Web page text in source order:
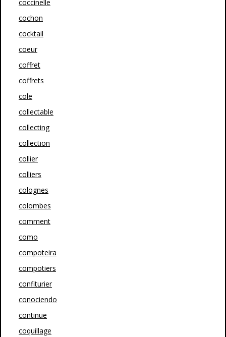
coccinelle
cochon
cocktail
coeur
coffret
coffrets
cole
collectable
collecting
collection
collier
colliers
colognes
colombes
comment
como
compoteira
compotiers
confiturier
conociendo
continue
coquillage